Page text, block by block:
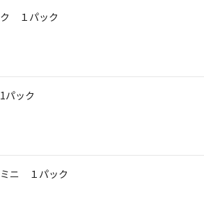
１パック
ック
ニ １パック